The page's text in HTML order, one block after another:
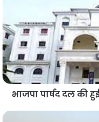
भाजपा पार्षद दल की